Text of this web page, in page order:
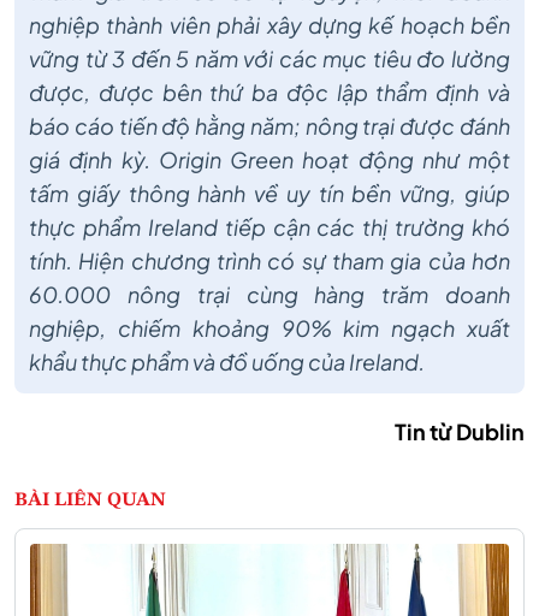
nghiệp thành viên phải xây dựng kế hoạch bền
vững từ 3 đến 5 năm với các mục tiêu đo lường
được, được bên thứ ba độc lập thẩm định và
báo cáo tiến độ hằng năm; nông trại được đánh
giá định kỳ. Origin Green hoạt động như một
tấm giấy thông hành về uy tín bền vững, giúp
thực phẩm Ireland tiếp cận các thị trường khó
tính. Hiện chương trình có sự tham gia của hơn
60.000 nông trại cùng hàng trăm doanh
nghiệp, chiếm khoảng 90% kim ngạch xuất
khẩu thực phẩm và đồ uống của Ireland.
Tin từ Dublin
BÀI LIÊN QUAN